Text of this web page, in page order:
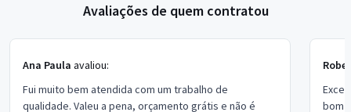
Avaliações de quem contratou
Ana Paula avaliou:
Fui muito bem atendida com um trabalho de
qualidade. Valeu a pena, orçamento grátis e não é
bom